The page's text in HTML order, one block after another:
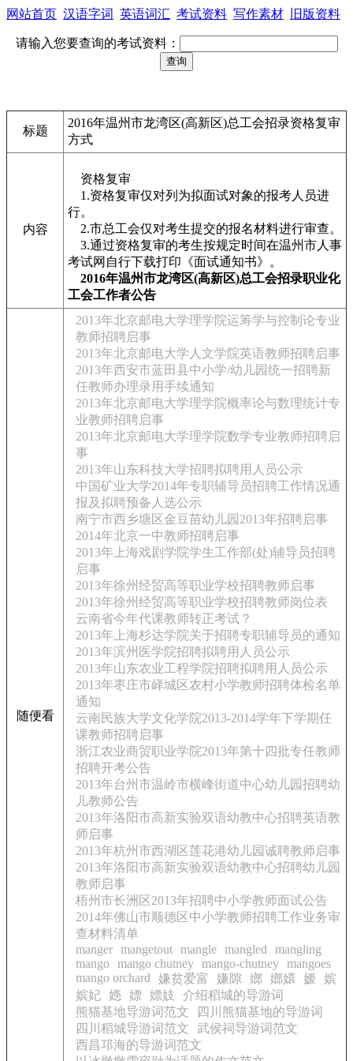
网站首页 汉语字词 英语词汇 考试资料 写作素材 旧版资料
请输入您要查询的考试资料：
标题
2016年温州市龙湾区(高新区)总工会招录资格复审
方式
内容
资格复审
1.资格复审仅对列为拟面试对象的报考人员进
行。
2.市总工会仅对考生提交的报名材料进行审查。
3.通过资格复审的考生按规定时间在温州市人事
考试网自行下载打印《面试通知书》。
2016年温州市龙湾区(高新区)总工会招录职业化
工会工作者公告
随便看
2013年北京邮电大学理学院运筹学与控制论专业
教师招聘启事
2013年北京邮电大学人文学院英语教师招聘启事
2013年西安市蓝田县中小学/幼儿园统一招聘新
任教师办理录用手续通知
2013年北京邮电大学理学院概率论与数理统计专
业教师招聘启事
2013年北京邮电大学理学院数学专业教师招聘启
事
2013年山东科技大学招聘拟聘用人员公示
中国矿业大学2014年专职辅导员招聘工作情况通
报及拟聘预备人选公示
南宁市西乡塘区金豆苗幼儿园2013年招聘启事
2014年北京一中教师招聘启事
2013年上海戏剧学院学生工作部(处)辅导员招聘
启事
2013年徐州经贸高等职业学校招聘教师启事
2013年徐州经贸高等职业学校招聘教师岗位表
云南省今年代课教师转正考试？
2013年上海杉达学院关于招聘专职辅导员的通知
2013年滨州医学院招聘拟聘用人员公示
2013年山东农业工程学院招聘拟聘用人员公示
2013年枣庄市峄城区农村小学教师招聘体检名单
通知
云南民族大学文化学院2013-2014学年下学期任
课教师招聘启事
浙江农业商贸职业学院2013年第十四批专任教师
招聘开考公告
2013年台州市温岭市横峰街道中心幼儿园招聘幼
儿教师公告
2013年洛阳市高新实验双语幼教中心招聘英语教
师启事
2013年杭州市西湖区莲花港幼儿园诚聘教师启事
2013年洛阳市高新实验双语幼教中心招聘幼儿园
教师启事
梧州市长洲区2013年招聘中小学教师面试公告
2014年佛山市顺德区中小学教师招聘工作业务审
查材料清单
manger mangetout mangle mangled
mangling
mango mango chutney mango-chutney mangoes
mango orchard
嫌贫爱富 嫌隙 嫏 嫏嬛 嫒
嫔
嫔妃 嫕 嫖 嫖妓
介绍稻城的导游词
熊猫基地导游词范文
四川熊猫基地的导游词
四川稻城导游词范文
武侯祠导游词范文
西昌邛海的导游词范文